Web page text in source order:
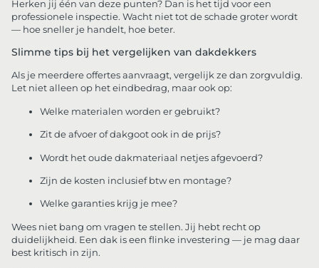
Herken jij één van deze punten? Dan is het tijd voor een
professionele inspectie. Wacht niet tot de schade groter wordt
— hoe sneller je handelt, hoe beter.
Slimme tips bij het vergelijken van dakdekkers
Als je meerdere offertes aanvraagt, vergelijk ze dan zorgvuldig.
Let niet alleen op het eindbedrag, maar ook op:
Welke materialen worden er gebruikt?
Zit de afvoer of dakgoot ook in de prijs?
Wordt het oude dakmateriaal netjes afgevoerd?
Zijn de kosten inclusief btw en montage?
Welke garanties krijg je mee?
Wees niet bang om vragen te stellen. Jij hebt recht op
duidelijkheid. Een dak is een flinke investering — je mag daar
best kritisch in zijn.